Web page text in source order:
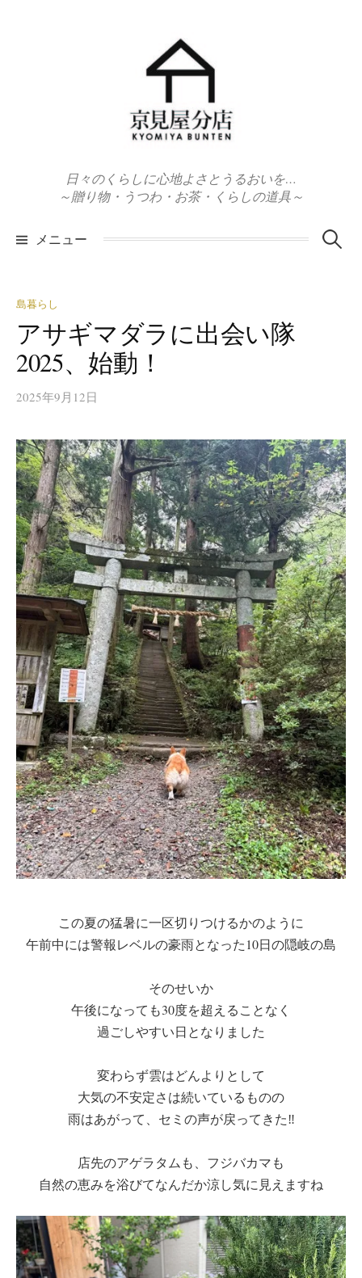
日々のくらしに心地よさとうるおいを…
～贈り物・うつわ・お茶・くらしの道具～
メニュー 検
島暮らし
アサギマダラに出会い隊
2025、始動！
2025年9月12日
この夏の猛暑に一区切りつけるかのように
午前中には警報レベルの豪雨となった10日の隠岐の島
そのせいか
午後になっても30度を超えることなく
過ごしやすい日となりました
変わらず雲はどんよりとして
大気の不安定さは続いているものの
雨はあがって、セミの声が戻ってきた‼
店先のアゲラタムも、フジバカマも
自然の恵みを浴びてなんだか涼し気に見えますね